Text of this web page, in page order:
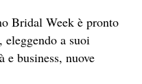
Bridal Week è pronto
a suoi
business, nuove